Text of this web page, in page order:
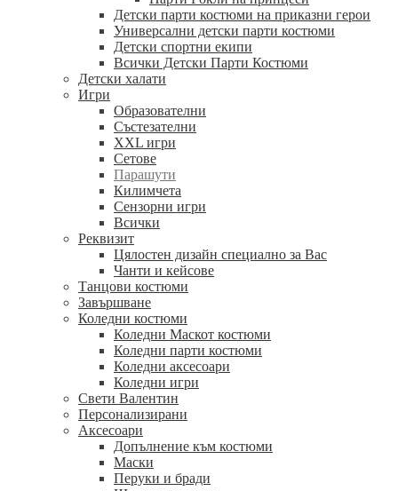
Детски парти костюми на приказни герои
Универсални детски парти костюми
Детски спортни екипи
Всички Детски Парти Костюми
Детски халати
Игри
Образователни
Състезателни
XXL игри
Сетове
Парашути
Килимчета
Сензорни игри
Всички
Реквизит
Цялостен дизайн специално за Вас
Чанти и кейсове
Танцови костюми
Завършване
Коледни костюми
Коледни Маскот костюми
Коледни парти костюми
Коледни аксесоари
Коледни игри
Свети Валентин
Персонализирани
Аксесоари
Допълнение към костюми
Маски
Перуки и бради